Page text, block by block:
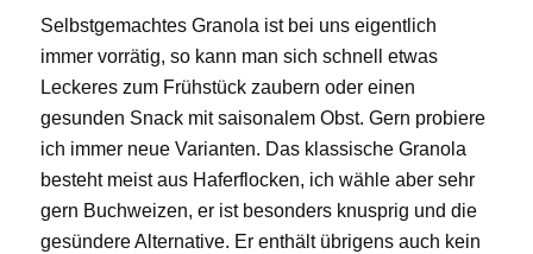
Selbstgemachtes Granola ist bei uns eigentlich
immer vorrätig, so kann man sich schnell etwas
Leckeres zum Frühstück zaubern oder einen
gesunden Snack mit saisonalem Obst. Gern probiere
ich immer neue Varianten. Das klassische Granola
besteht meist aus Haferflocken, ich wähle aber sehr
gern Buchweizen, er ist besonders knusprig und die
gesündere Alternative. Er enthält übrigens auch kein